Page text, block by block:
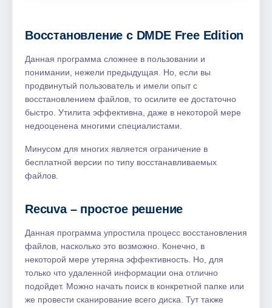
Восстановление с DMDE Free Edition
Данная программа сложнее в пользовании и
понимании, нежели предыдущая. Но, если вы
продвинутый пользователь и имели опыт с
восстановлением файлов, то осилите ее достаточно
быстро. Утилита эффективна, даже в некоторой мере
недооценена многими специалистами.
Минусом для многих является ограничение в
бесплатной версии по типу восстанавливаемых
файлов.
Recuva – простое решение
Данная программа упростила процесс восстановления
файлов, насколько это возможно. Конечно, в
некоторой мере утеряна эффективность. Но, для
только что удаленной информации она отлично
подойдет. Можно начать поиск в конкретной папке или
же провести сканирование всего диска. Тут также